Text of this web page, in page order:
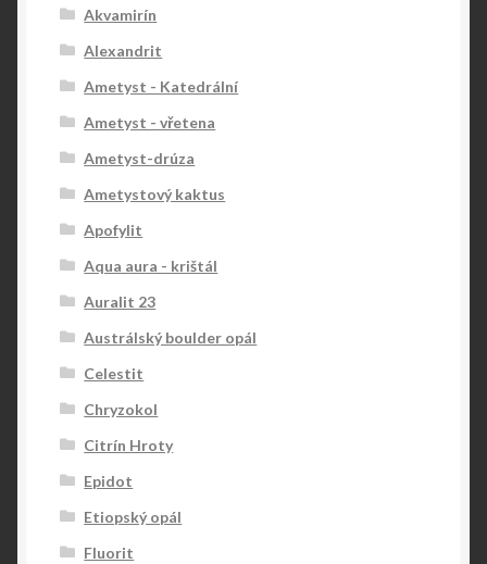
Akvamirín
Alexandrit
Ametyst - Katedrální
Ametyst - vřetena
Ametyst-drúza
Ametystový kaktus
Apofylit
Aqua aura - krištál
Auralit 23
Austrálský boulder opál
Celestit
Chryzokol
Citrín Hroty
Epidot
Etiopský opál
Fluorit